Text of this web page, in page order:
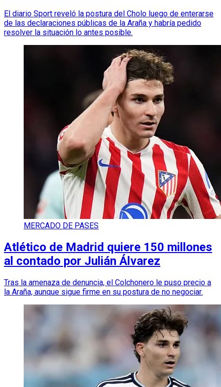
El diario Sport reveló la postura del Cholo luego de enterarse
de las declaraciones públicas de la Araña y habría pedido
resolver la situación lo antes posible.
MERCADO DE PASES
Atlético de Madrid quiere 150 millones
al contado por Julián Álvarez
Tras la amenaza de denuncia, el Colchonero le puso precio a
la Araña, aunque sigue firme en su postura de no negociar.